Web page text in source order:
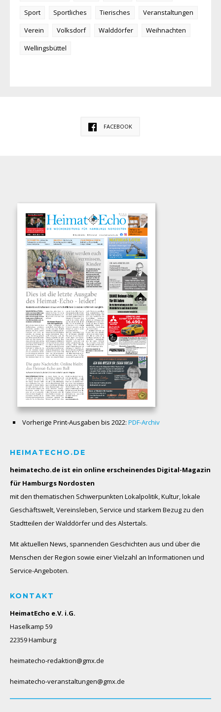
Sport
Sportliches Tierisches
Veranstaltungen
Verein
Volksdorf Walddörfer
Weihnachten
Wellingsbüttel
FACEBOOK
Vorherige Print-Ausgaben bis 2022: PDF-Archiv
HEIMATECHO.DE
heimatecho.de ist ein online erscheinendes Digital-Magazin
für Hamburgs Nordosten
mit den thematischen Schwerpunkten Lokalpolitik, Kultur, lokale
Geschäftswelt, Vereinsleben, Service und starkem Bezug zu den
Stadtteilen der Walddörfer und des Alstertals.
Mit aktuellen News, spannenden Geschichten aus und über die
Menschen der Region sowie einer Vielzahl an Informationen und
Service-Angeboten.
KONTAKT
HeimatEcho e.V. i.G.
Haselkamp 59
22359 Hamburg
heimatecho-redaktion@gmx.de
heimatecho-veranstaltungen@gmx.de